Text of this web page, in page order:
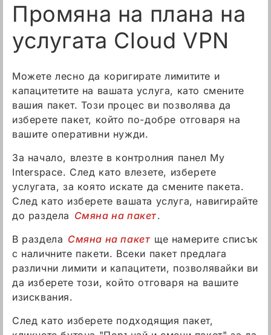
Промяна на плана на
услугата Cloud VPN
Можете лесно да коригирате лимитите и
капацитетите на вашата услуга, като смените
вашия пакет. Този процес ви позволява да
изберете пакет, който по-добре отговаря на
вашите оперативни нужди.
За начало, влезте в контролния панел My
Interspace. След като влезете, изберете
услугата, за която искате да смените пакета.
След като изберете вашата услуга, навигирайте
до раздела Смяна на пакет.
В раздела Смяна на пакет ще намерите списък
с наличните пакети. Всеки пакет предлага
различни лимити и капацитети, позволявайки ви
да изберете този, който отговаря на вашите
изисквания.
След като изберете подходящия пакет,